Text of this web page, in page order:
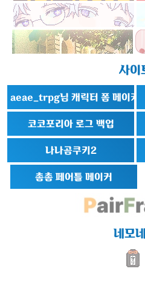
사이
aeae_trpg님 캐릭터 폼 메이커
코코포리아 로그 백업
나나곰쿠키2
촘촘 페어틀 메이커
네모